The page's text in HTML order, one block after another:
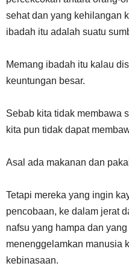
sehat dan yang kehilangan
ibadah itu adalah suatu
Memang ibadah itu kalau
keuntungan besar.
Sebab kita tidak membawa
kita pun tidak dapat
Asal ada makanan dan
Tetapi mereka yang ingin
pencobaan, ke dalam jerat
nafsu yang hampa dan
menenggelamkan manusia
kebinasaan.